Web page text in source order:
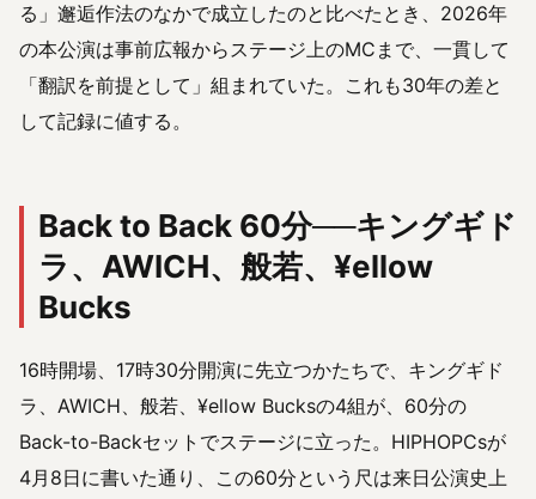
る」邂逅作法のなかで成立したのと比べたとき、2026年
の本公演は事前広報からステージ上のMCまで、一貫して
「翻訳を前提として」組まれていた。これも30年の差と
して記録に値する。
Back to Back 60分──キングギド
ラ、AWICH、般若、¥ellow
Bucks
16時開場、17時30分開演に先立つかたちで、キングギド
ラ、AWICH、般若、¥ellow Bucksの4組が、60分の
Back-to-Backセットでステージに立った。HIPHOPCsが
4月8日に書いた通り、この60分という尺は来日公演史上